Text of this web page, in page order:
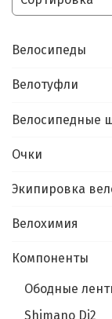
Велосипеды
Велотуфли
Велосипедные
Очки
Экипировка
Велохимия
Компоненты
Ободные
Shimano Di2